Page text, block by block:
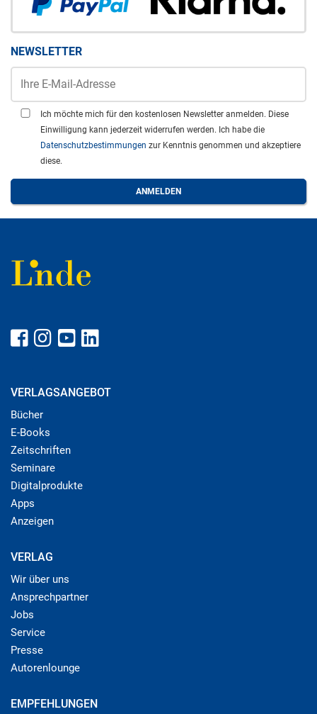
NEWSLETTER
Ich möchte mich für den kostenlosen Newsletter anmelden. Diese
Einwilligung kann jederzeit widerrufen werden. Ich habe die
Datenschutzbestimmungen zur Kenntnis genommen und akzeptiere
diese.
VERLAGSANGEBOT
Bücher
E-Books
Zeitschriften
Seminare
Digitalprodukte
Apps
Anzeigen
VERLAG
Wir über uns
Ansprechpartner
Jobs
Service
Presse
Autorenlounge
EMPFEHLUNGEN